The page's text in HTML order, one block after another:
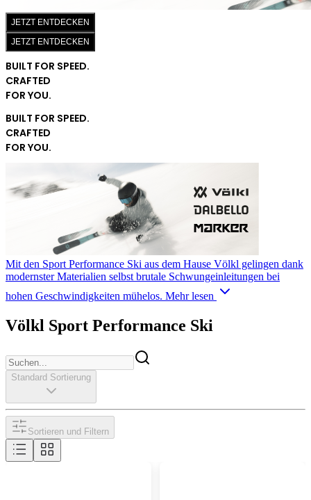
JETZT ENTDECKEN
JETZT ENTDECKEN
BUILT FOR SPEED.
CRAFTED
FOR YOU.
BUILT FOR SPEED.
CRAFTED
FOR YOU.
Mit den Sport Performance Ski aus dem Hause Völkl gelingen dank
modernster Materialien selbst brutale Schwungeinleitungen bei
hohen Geschwindigkeiten mühelos. Mehr lesen
Völkl Sport Performance Ski
Standard Sortierung
Sortieren und Filtern